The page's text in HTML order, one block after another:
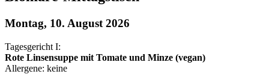
Montag, 10. August 2026
Tagesgericht I:
Rote Linsensuppe mit Tomate und Minze (vegan)
Allergene: keine